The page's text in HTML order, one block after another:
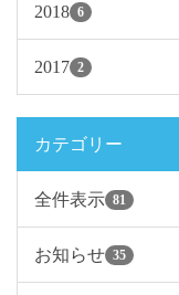
2018 6
2017 2
カテゴリー
全件表示 81
お知らせ 35